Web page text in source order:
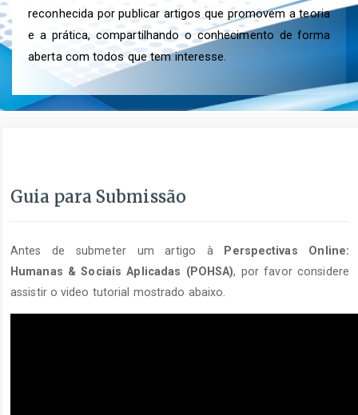
reconhecida por publicar artigos que promovem a teoria
e a prática, compartilhando o conhecimento de forma
aberta com todos que tem interesse.
Guia para Submissão
Antes de submeter um artigo à
Perspectivas Online:
Humanas & Sociais Aplicadas (POHSA), por favor considere
assistir o video tutorial mostrado abaixo.